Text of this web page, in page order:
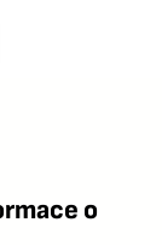
o